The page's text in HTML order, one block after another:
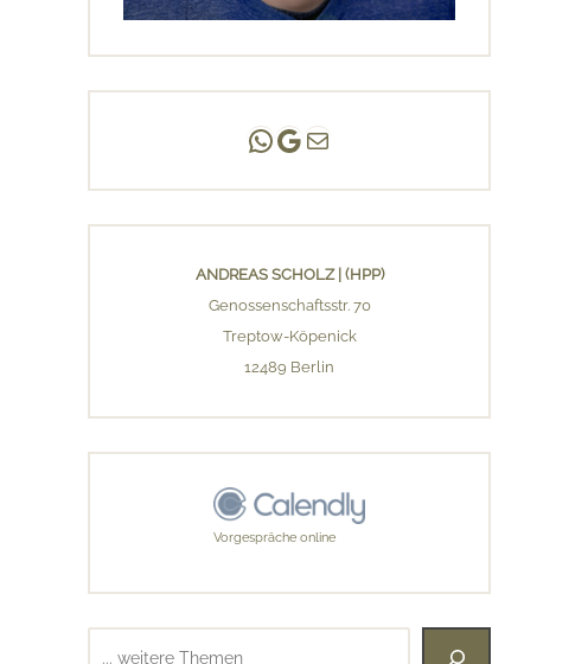
Andreas Scholz | (HPP)
Praxis Adlershof
E-Mail an mich ...
ANDREAS SCHOLZ | (HPP)
Genossenschaftsstr. 70
Treptow-Köpenick
12489 Berlin
Vorgespräche online